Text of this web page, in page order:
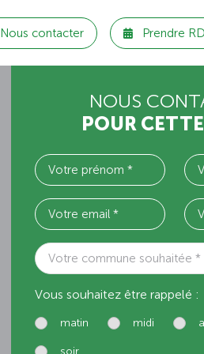
Nous contacter Prendre
NOUS
POUR
Votre commune souhaitée *
Vous souhaitez être rappelé :
matin midi